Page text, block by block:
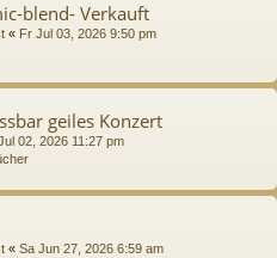
blend- Verkauft
« Fr Jul 03, 2026 9:50 pm
geiles Konzert
02, 2026 11:27 pm
« Sa Jun 27, 2026 6:59 am